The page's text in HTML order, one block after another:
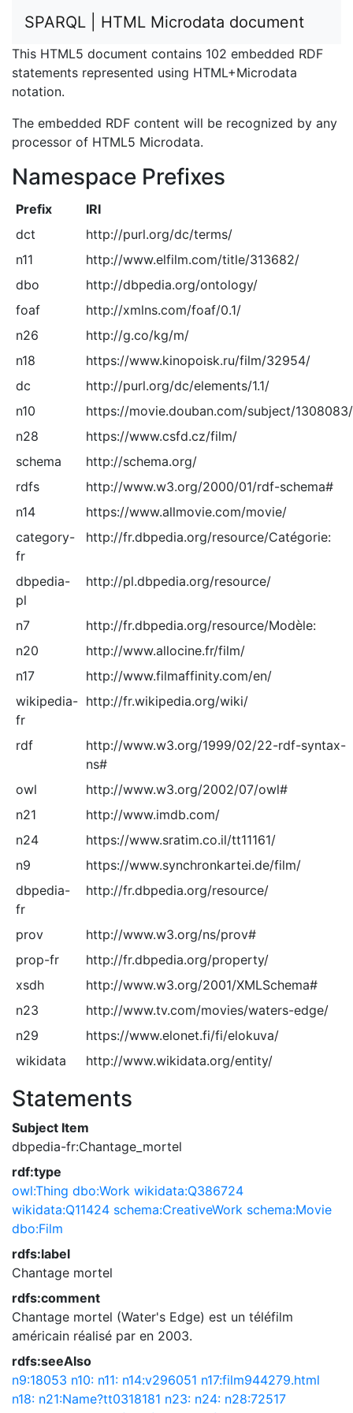
SPARQL | HTML Microdata document
This HTML5 document contains 102 embedded RDF
statements represented using HTML+Microdata
notation.
The embedded RDF content will be recognized by any
processor of HTML5 Microdata.
Namespace Prefixes
Prefix
IRI
dct
http://purl.org/dc/terms/
n11
http://www.elfilm.com/title/313682/
dbo
http://dbpedia.org/ontology/
foaf
http://xmlns.com/foaf/0.1/
n26
http://g.co/kg/m/
n18
https://www.kinopoisk.ru/film/32954/
dc
http://purl.org/dc/elements/1.1/
n10
https://movie.douban.com/subject/1308083/
n28
https://www.csfd.cz/film/
schema
http://schema.org/
rdfs
http://www.w3.org/2000/01/rdf-schema#
n14
https://www.allmovie.com/movie/
category-
fr
http://fr.dbpedia.org/resource/Catégorie:
dbpedia-
pl
http://pl.dbpedia.org/resource/
n7
http://fr.dbpedia.org/resource/Modèle:
n20
http://www.allocine.fr/film/
n17
http://www.filmaffinity.com/en/
wikipedia-
fr
http://fr.wikipedia.org/wiki/
rdf
http://www.w3.org/1999/02/22-rdf-syntax-
ns#
owl
http://www.w3.org/2002/07/owl#
n21
http://www.imdb.com/
n24
https://www.sratim.co.il/tt11161/
n9
https://www.synchronkartei.de/film/
dbpedia-
fr
http://fr.dbpedia.org/resource/
prov
http://www.w3.org/ns/prov#
prop-fr
http://fr.dbpedia.org/property/
xsdh
http://www.w3.org/2001/XMLSchema#
n23
http://www.tv.com/movies/waters-edge/
n29
https://www.elonet.fi/fi/elokuva/
wikidata
http://www.wikidata.org/entity/
Statements
Subject Item
dbpedia-fr:Chantage_mortel
rdf:type
owl:Thing dbo:Work wikidata:Q386724
wikidata:Q11424 schema:CreativeWork schema:Movie
dbo:Film
rdfs:label
Chantage mortel
rdfs:comment
Chantage mortel (Water's Edge) est un téléfilm
américain réalisé par en 2003.
rdfs:seeAlso
n9:18053 n10: n11: n14:v296051 n17:film944279.html
n18: n21:Name?tt0318181 n23: n24: n28:72517